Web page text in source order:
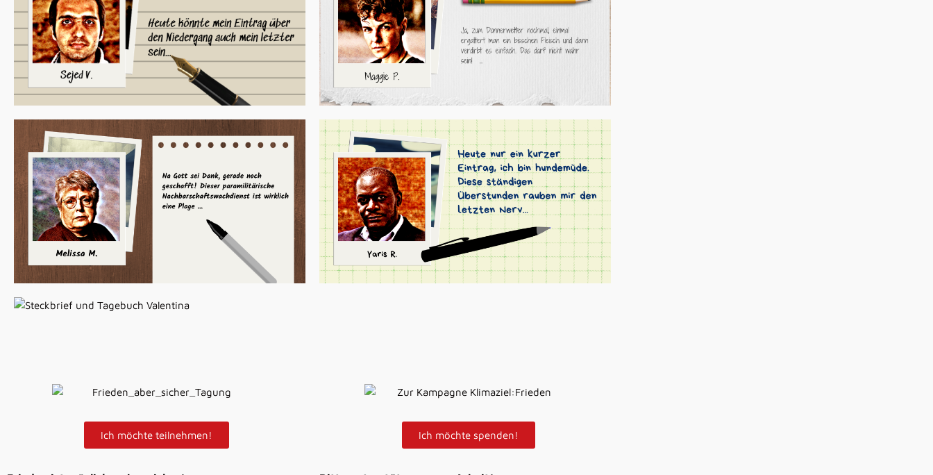
Sejed V., Pakistan
IM GEFECHT (21. September 2021)
Maggie P., North Carolina
MILITÄR ALS KLIMAKILLER (23. September 2021)
Melissa M., Wien
Ich möchte teilnehmen! Ich möchte spenden!